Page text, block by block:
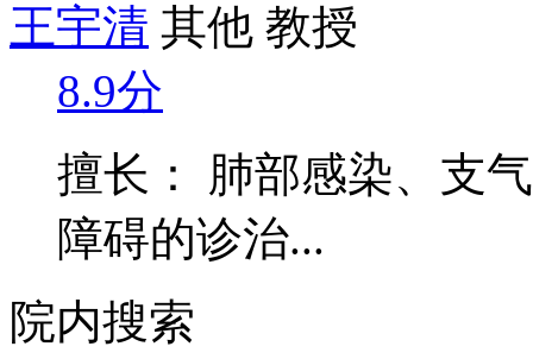
王宇清 其他 教授
8.9分
擅长： 肺部感染、支
障碍的诊治...
院内搜索